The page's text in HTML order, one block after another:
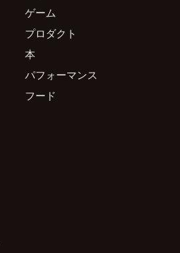
ゲーム
プロダクト
本
パフォーマンス
フード